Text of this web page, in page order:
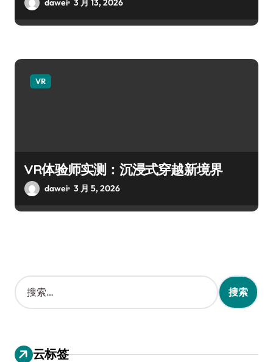
dawei 3 月 13, 2026
VR
VR体验师实测：沉浸式穿越新境界
dawei 3 月 5, 2026
搜
索
：
云标签